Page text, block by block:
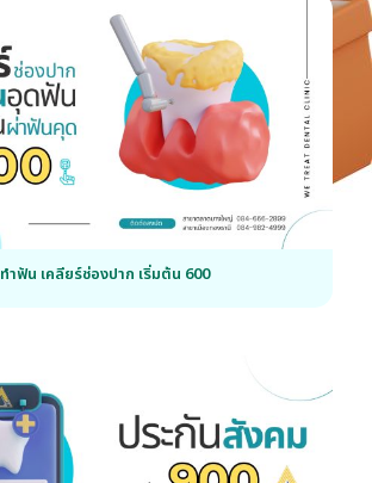
ทำฟัน เคลียร์ช่องปาก เริ่มต้น 600